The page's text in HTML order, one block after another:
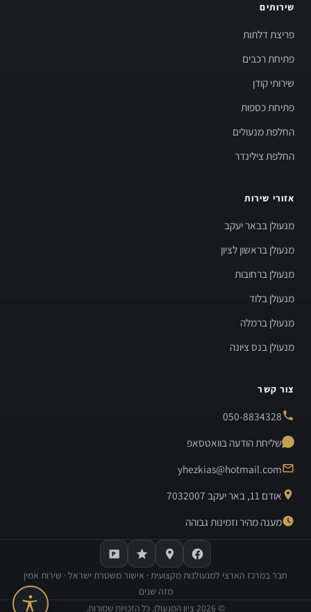
שירותים
פריצת דלתות
פתיחת רכבים
שירותי קודן
פתיחת כספות
החלפת מנעולים
החלפת צילינדר
אזורי שירות
מנעולן בבאר יעקב
מנעולן בראשון לציון
מנעולן ברחובות
מנעולן בלוד
מנעולן ברמלה
מנעולן בנס ציונה
צור קשר
050-8834328
שליחת הודעה בוואטסאפ
yhezkias@hotmail.com
אודם 11, באר יעקב 7032007
מענה מהיר וזמינות גבוהה
חבר במרכז הארצי למנעולנות מקצועית · אישור משטרת ישראל · שירות אמין
מזה שנים
©
2026 ציון המנעולן. כל הזכויות שמורות.